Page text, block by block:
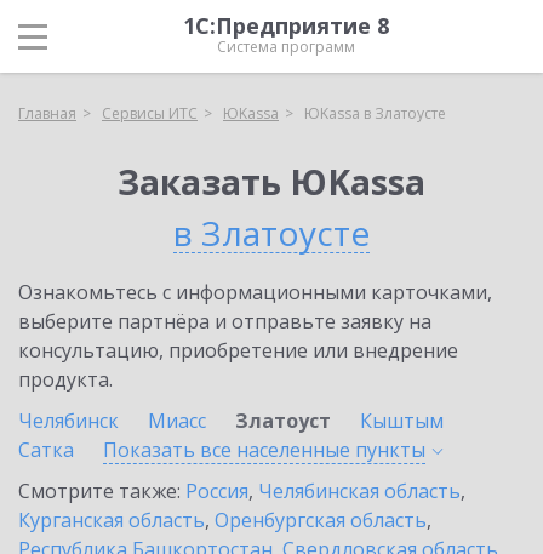
1С:Предприятие 8
Система программ
Главная Сервисы ИТС ЮKassa ЮKassa в Златоусте
Заказать ЮKassa
в Златоусте
Ознакомьтесь с информационными карточками,
выберите партнёра и отправьте заявку на
консультацию, приобретение или внедрение
продукта.
Челябинск
Миасс Златоуст
Кыштым
Сатка
Показать все населенные пункты
Смотрите также: Россия, Челябинская область,
Курганская область, Оренбургская область,